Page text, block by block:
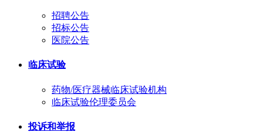
招聘公告
招标公告
医院公告
临床试验
药物/医疗器械临床试验机构
临床试验伦理委员会
投诉和举报